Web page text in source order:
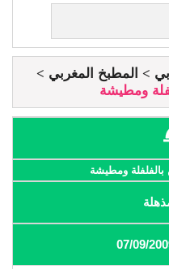
المطبخ المغربي
ومطيشة
ومطيشة